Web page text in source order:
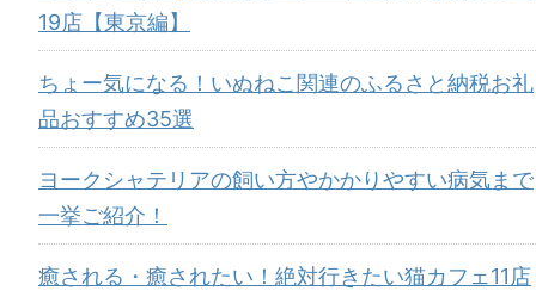
19店【東京編】
ちょー気になる！いぬねこ関連のふるさと納税お礼
品おすすめ35選
ヨークシャテリアの飼い方やかかりやすい病気まで
一挙ご紹介！
癒される・癒されたい！絶対行きたい猫カフェ11店